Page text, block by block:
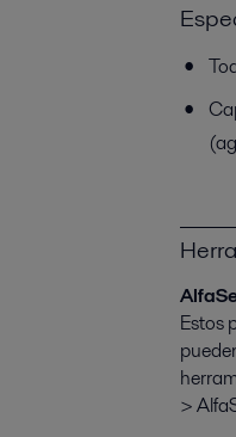
Estos
>